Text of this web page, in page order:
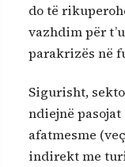
do të
vazhdim për
parakrizës në
Sigurisht,
ndiejnë
afatmesme
indirekt me